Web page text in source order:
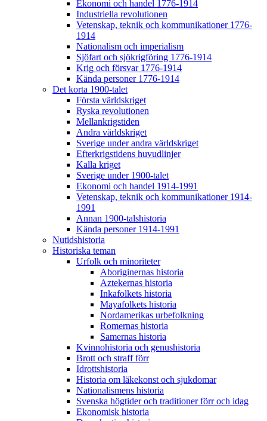
Ekonomi och handel 1776-1914
Industriella revolutionen
Vetenskap, teknik och kommunikationer 1776-
1914
Nationalism och imperialism
Sjöfart och sjökrigföring 1776-1914
Krig och försvar 1776-1914
Kända personer 1776-1914
Det korta 1900-talet
Första världskriget
Ryska revolutionen
Mellankrigstiden
Andra världskriget
Sverige under andra världskriget
Efterkrigstidens huvudlinjer
Kalla kriget
Sverige under 1900-talet
Ekonomi och handel 1914-1991
Vetenskap, teknik och kommunikationer 1914-
1991
Annan 1900-talshistoria
Kända personer 1914-1991
Nutidshistoria
Historiska teman
Urfolk och minoriteter
Aboriginernas historia
Aztekernas historia
Inkafolkets historia
Mayafolkets historia
Nordamerikas urbefolkning
Romernas historia
Samernas historia
Kvinnohistoria och genushistoria
Brott och straff förr
Idrottshistoria
Historia om läkekonst och sjukdomar
Nationalismens historia
Svenska högtider och traditioner förr och idag
Ekonomisk historia